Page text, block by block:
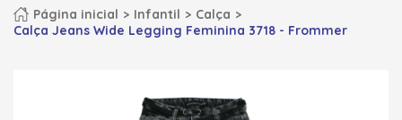
Página inicial Infantil
Calça
Calça Jeans Wide Legging Feminina 3718 - Frommer